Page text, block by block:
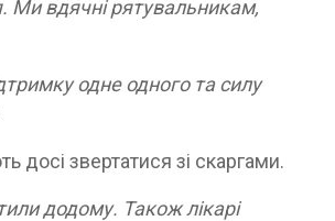
Ми вдячні рятувальникам,
одне одного та силу
досі звертатися зі скаргами.
додому. Також лікарі